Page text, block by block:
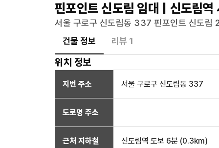
핀포인트 신도림 임대 | 신도림역
서울 구로구 신도림동 337 핀포인트 신도림
건물 정보
리뷰 1
위치 정보
지번 주소 서울 구로구 신도림동 337
도로명 주소
근처 지하철 신도림역 도보 6분 (0.3km)